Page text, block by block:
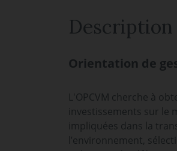
Description
Orientation de
L'OPCVM cherche à
investissements sur le
impliquées dans la
l’environnement,